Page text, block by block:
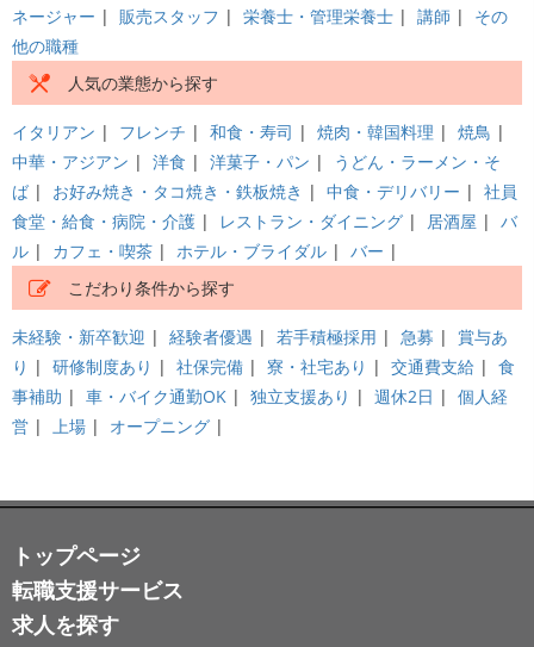
ネージャー | 販売スタッフ | 栄養士・管理栄養士 | 講師 | その
他の職種
人気の業態から探す
イタリアン | フレンチ | 和食・寿司 | 焼肉・韓国料理 | 焼鳥 |
中華・アジアン | 洋食 | 洋菓子・パン |
うどん・ラーメン・そ
ば | お好み焼き・タコ焼き・鉄板焼き | 中食・デリバリー | 社員
食堂・給食・病院・介護 | レストラン・ダイニング | 居酒屋 | バ
ル | カフェ・喫茶 | ホテル・ブライダル | バー |
こだわり条件から探す
未経験・新卒歓迎 | 経験者優遇 | 若手積極採用 | 急募 | 賞与あ
り | 研修制度あり | 社保完備 | 寮・社宅あり | 交通費支給 | 食
事補助 | 車・バイク通勤OK | 独立支援あり | 週休2日 | 個人経
営 | 上場 | オープニング |
トップページ
転職支援サービス
求人を探す